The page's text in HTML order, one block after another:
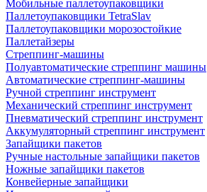
Мобильные паллетоупаковщики
Паллетоупаковщики TetraSlav
Паллетоупаковщики морозостойкие
Паллетайзеры
Стреппинг-машины
Полуавтоматические стреппинг машины
Автоматические стреппинг-машины
Ручной стреппинг инструмент
Механический стреппинг инструмент
Пневматический стреппинг инструмент
Аккумуляторный стреппинг инструмент
Запайщики пакетов
Ручные настольные запайщики пакетов
Ножные запайщики пакетов
Конвейерные запайщики